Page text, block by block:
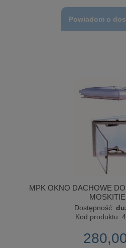
Powiadom o
MPK OKNO DACHOWE
Dostępność:
Kod produktu: